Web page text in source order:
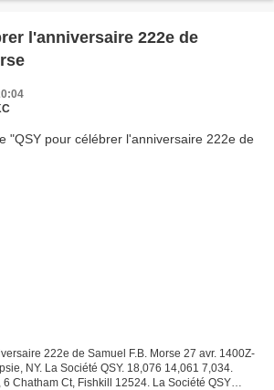
l'anniversaire 222e de
222e de Samuel F.B. Morse 27 avr. 1400Z-
NY. La Société QSY. 18,076 14,061 7,034.
Chatham Ct, Fishkill 12524. La Société QSY